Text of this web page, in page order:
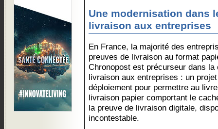
Une modernisation dans
livraison aux entreprises
En France, la majorité des
preuves de livraison au format
Chronopost est précurseur dans
livraison aux entreprises : un
déploiement pour permettre au
livraison papier comportant le
la preuve de livraison digitale,
incontestable.